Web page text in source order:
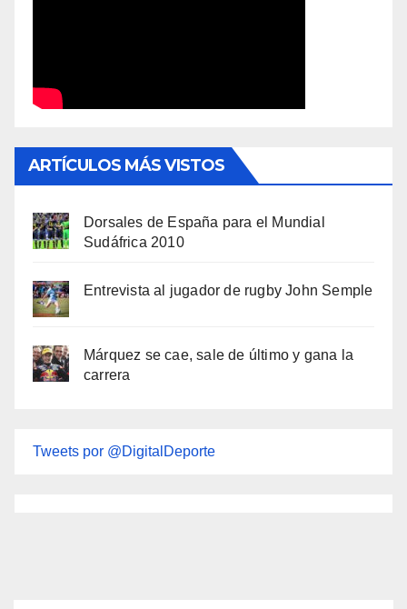
ARTÍCULOS MÁS VISTOS
Dorsales de España para el Mundial
Sudáfrica 2010
Entrevista al jugador de rugby John Semple
Márquez se cae, sale de último y gana la
carrera
Tweets por @DigitalDeporte